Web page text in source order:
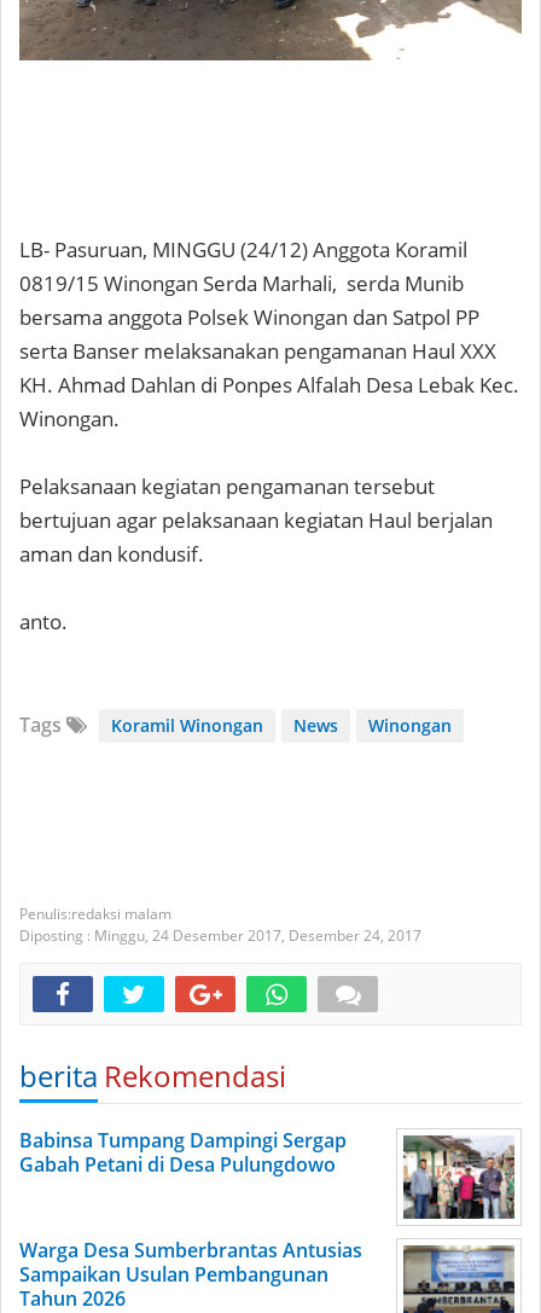
LB- Pasuruan, MINGGU (24/12) Anggota Koramil
0819/15 Winongan Serda Marhali, serda Munib
bersama anggota Polsek Winongan dan Satpol PP
serta Banser melaksanakan pengamanan Haul XXX
KH. Ahmad Dahlan di Ponpes Alfalah Desa Lebak Kec.
Winongan.
Pelaksanaan kegiatan pengamanan tersebut
bertujuan agar pelaksanaan kegiatan Haul berjalan
aman dan kondusif.
anto.
Tags Koramil Winongan News Winongan
redaksi malam
Diposting : Minggu, 24 Desember 2017, Desember 24, 2017
berita Rekomendasi
Babinsa Tumpang Dampingi Sergap
Gabah Petani di Desa Pulungdowo
Warga Desa Sumberbrantas Antusias
Sampaikan Usulan Pembangunan
Tahun 2026